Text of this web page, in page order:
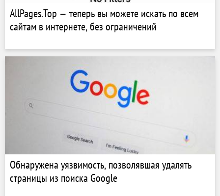
AllPages.Top — теперь вы можете искать по всем
сайтам в интернете, без ограничений
Обнаружена уязвимость, позволявшая удалять
страницы из поиска Google